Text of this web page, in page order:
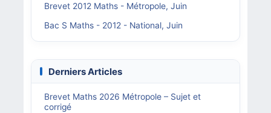
Brevet 2012 Maths - Métropole, Juin
Bac S Maths - 2012 - National, Juin
Derniers Articles
Brevet Maths 2026 Métropole – Sujet et
corrigé